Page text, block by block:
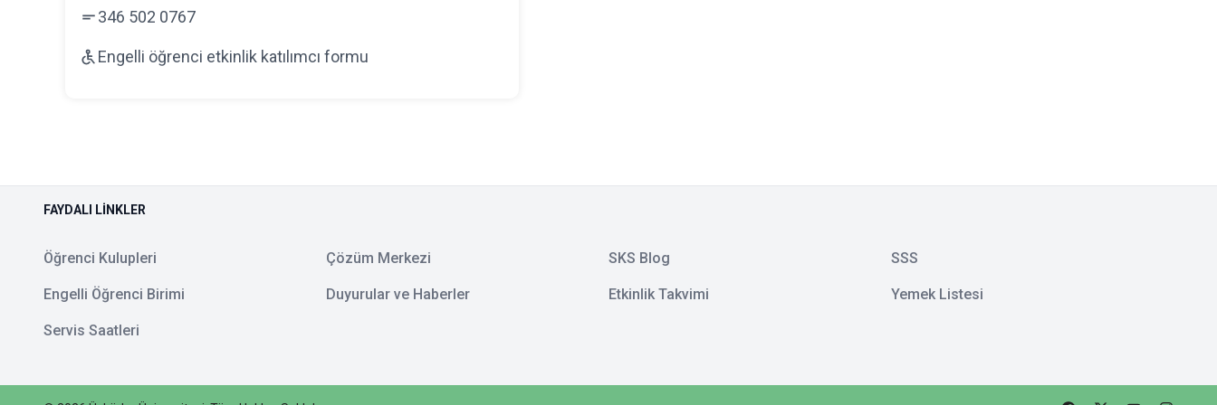
346 502 0767
Engelli öğrenci etkinlik katılımcı formu
FAYDALI LINKLER
Öğrenci Kulupleri Çözüm Merkezi SKS Blog SSS
Engelli Öğrenci Birimi Duyurular ve Haberler Etkinlik Takvimi Yemek Listesi
Servis Saatleri